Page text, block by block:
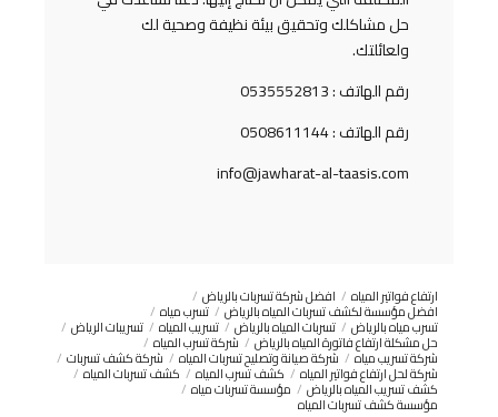
حل مشاكلك وتحقيق بيئة نظيفة وصحية لك
ولعائلتك.
رقم الهاتف : 0535552813
رقم الهاتف : 0508611144
info@jawharat-al-taasis.com
ارتفاع فواتير المياه افضل شركة تسربات بالرياض
افضل مؤسسة لكشف تسربات المياه بالرياض تسرب مياه
تسرب مياه بالرياض تسربات المياه بالرياض تسريب المياه تسريبات الرياض
حل مشكلة ارتفاع فاتورة المياه بالرياض شركة تسرب المياه
شركة تسريب مياه شركة صيانة وتصليح تسربات المياه شركة كشف تسربات
شركة لحل ارتفاع فواتير المياه كشف تسرب المياه كشف تسربات المياه
كشف تسريب المياه بالرياض مؤسسة تسربات مياه
مؤسسة كشف تسربات المياه